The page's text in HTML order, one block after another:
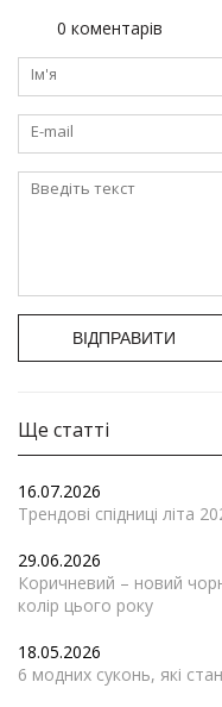
0 коментарів
ВІДПРАВИТИ
Ще статті
16.07.2026
Трендові спідниці літа
29.06.2026
Коричневий – новий
колір цього року
18.05.2026
6 модних суконь, які